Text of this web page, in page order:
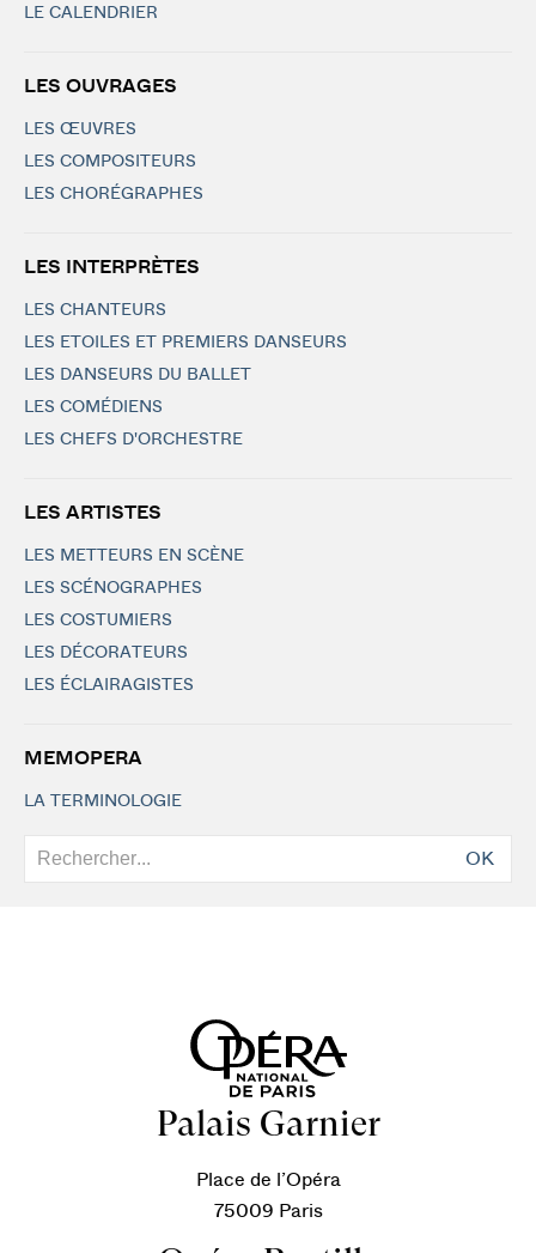
LE CALENDRIER
LES OUVRAGES
LES ŒUVRES
LES COMPOSITEURS
LES CHORÉGRAPHES
LES INTERPRÈTES
LES CHANTEURS
LES ETOILES ET PREMIERS DANSEURS
LES DANSEURS DU BALLET
LES COMÉDIENS
LES CHEFS D'ORCHESTRE
LES ARTISTES
LES METTEURS EN SCÈNE
LES SCÉNOGRAPHES
LES COSTUMIERS
LES DÉCORATEURS
LES ÉCLAIRAGISTES
MEMOPERA
LA TERMINOLOGIE
OK
Palais Garnier
Place de l’Opéra
75009 Paris